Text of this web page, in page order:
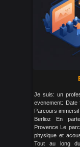
Je suis: un
evenement: Date
Parcours
Berlioz En
Provence Le
physique et
Tout au long